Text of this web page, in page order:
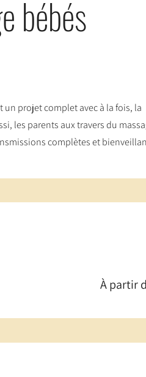
bébés
projet complet avec à la fois, la
les parents aux travers du
complètes et
À partir